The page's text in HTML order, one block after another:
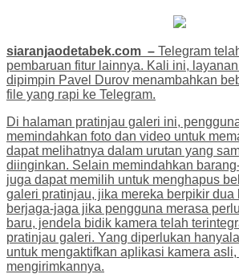
siaranjaodetabek.com – Telegram
pembaruan fitur lainnya. Kali ini,
dipimpin Pavel Durov menambahkan
file yang rapi ke Telegram.
Di halaman pratinjau galeri ini,
memindahkan foto dan video untuk
dapat melihatnya dalam urutan yang
diinginkan. Selain memindahkan
juga dapat memilih untuk menghapus
galeri pratinjau, jika mereka berpikir
berjaga-jaga jika pengguna merasa
baru, jendela bidik kamera telah
pratinjau galeri. Yang diperlukan
untuk mengaktifkan aplikasi kamera
mengirimkannya.